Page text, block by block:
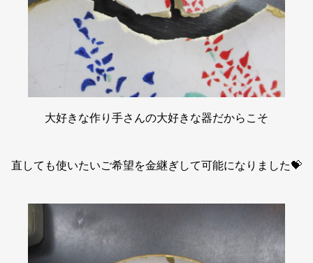
大好きな作り手さんの大好きな器だからこそ
直しても使いたいご希望を金継ぎして可能になりました💝